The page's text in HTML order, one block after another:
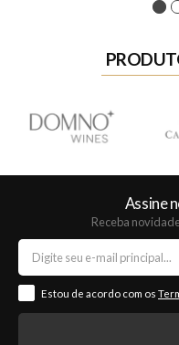
1
Assine
Receba
Estou de acordo com os